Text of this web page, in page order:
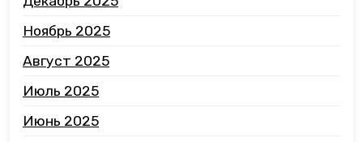
Ноябрь 2025
Август 2025
Июль 2025
Июнь 2025